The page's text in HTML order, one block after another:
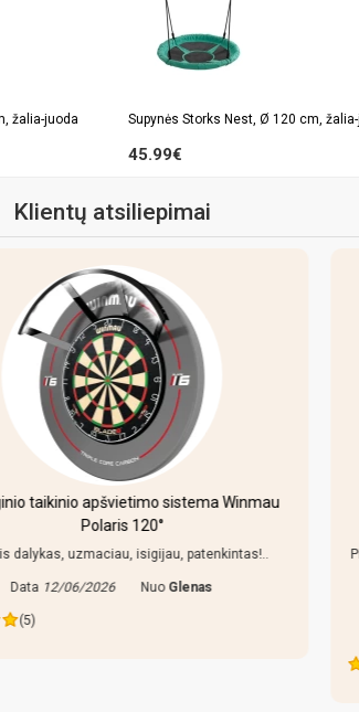
žalia-juoda Supynės Storks Nest, Ø 120 cm,
45.99€
Klientų atsiliepimai
taikinio apšvietimo sistema Winmau
Polaris 120°
dalykas, uzmaciau, isigijau, patenkintas!..
Data 12/06/2026 Nuo Glenas
(5)